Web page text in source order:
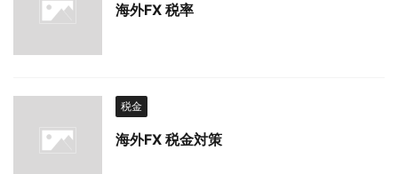
海外FX 税率
税金
海外FX 税金対策